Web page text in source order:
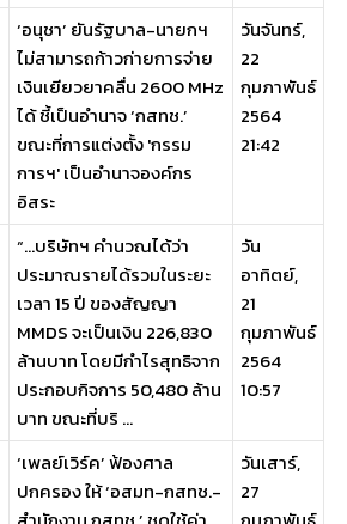
‘อนุชา’ ยันรัฐบาล-นายกฯ
ไม่สามารถก้าวก่ายการจ่าย
เงินเยียวยาคลื่น 2600 MHz
ได้ ชี้เป็นอำนาจ ‘กสทช.’
ขณะที่การแต่งตั้ง 'กรรม
การฯ' เป็นอำนาจองค์กร
อิสระ
วันจันทร์,
22
กุมภาพันธ์
2564
21:42
“…บริษัทฯ คำนวณได้ว่า
ประมาณรายได้รวมในระยะ
เวลา 15 ปี ของสัญญา
MMDS จะเป็นเงิน 226,830
ล้านบาท โดยมีกำไรสุทธิจาก
ประกอบกิจการ 50,480 ล้าน
บาท ขณะที่บริ ...
วัน
อาทิตย์,
21
กุมภาพันธ์
2564
10:57
‘เพลย์เวิร์ค’ ฟ้องศาล
ปกครอง ให้ ‘อสมท-กสทช.-
วันเสาร์,
27